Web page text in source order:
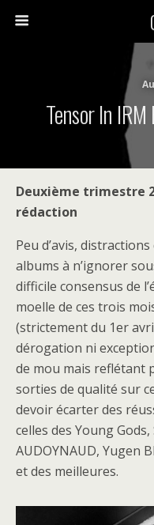
Tensor In
Deuxième trimestre
rédaction
Peu d’avis,
albums à n’ignorer
difficile consensus de
moelle de ces trois
(strictement du 1er
dérogation ni
de mou mais reflétant
sorties de qualité sur
devoir écarter des
celles des Young Gods,
AUDOYNAUD, Yugen
et des meilleures.